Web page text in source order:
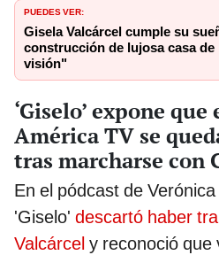
PUEDES VER:
Gisela Valcárcel cumple su
construcción de lujosa casa
visión"
‘Giselo’ expone
América TV se
tras marcharse con
En el pódcast de
'Giselo' descartó haber
Valcárcel y reconoció